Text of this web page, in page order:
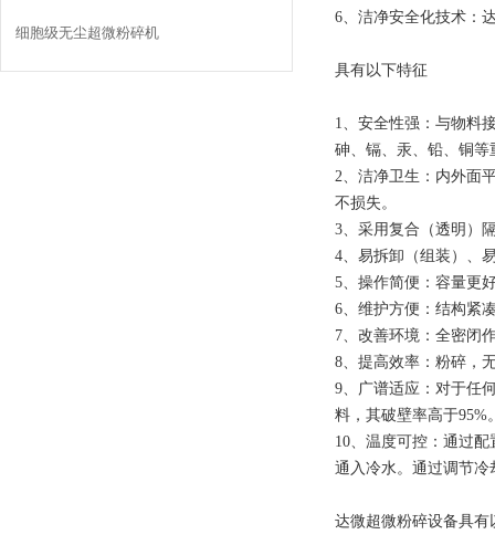
细胞级无尘超微粉碎机
6、洁净安全化技术：
具有以下特征
1、安全性强：与物料
砷、镉、汞、铅、铜等
2、洁净卫生：内外面
不损失。
3、采用复合（透明）
4、易拆卸（组装）、
5、操作简便：容量更
6、维护方便：结构紧
7、改善环境：全密闭
8、提高效率：粉碎，
9、广谱适应：对于任
料，其破壁率高于
10、温度可控：通过
通入冷水。通过调节
达微超微粉碎设备具有